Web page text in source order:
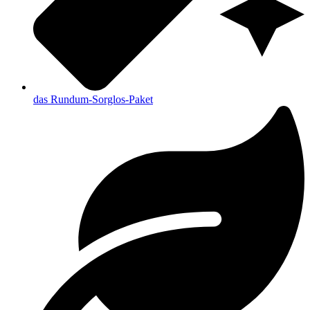
das Rundum-Sorglos-Paket